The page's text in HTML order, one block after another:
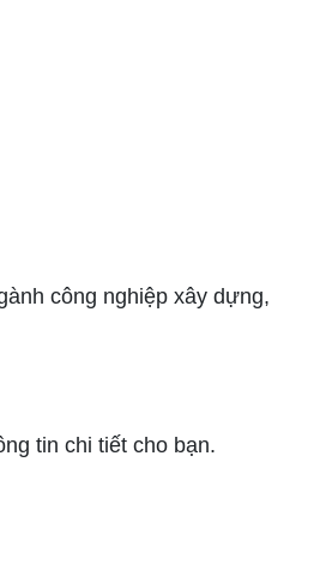
công nghiệp xây dựng,
tin chi tiết cho bạn.